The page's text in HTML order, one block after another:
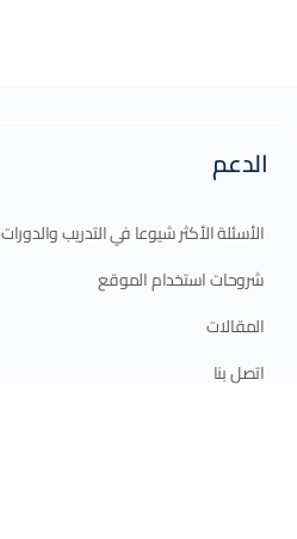
الدعم
الأسئلة الأكثر شيوعا في التدريب والدورات
شروحات استخدام الموقع
المقالات
اتصل بنا